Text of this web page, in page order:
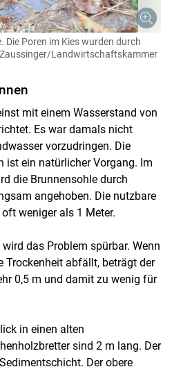
Die Poren im Kies wurden durch
Landwirtschaftskammer
mit einem Wasserstand von
Es war damals nicht
vorzudringen. Die
ist ein natürlicher Vorgang. Im
die Brunnensohle durch
angehoben. Die nutzbare
weniger als 1 Meter.
das Problem spürbar. Wenn
Trockenheit abfällt, beträgt der
0,5 m und damit zu wenig für
in einen alten
sind 2 m lang. Der
Der obere